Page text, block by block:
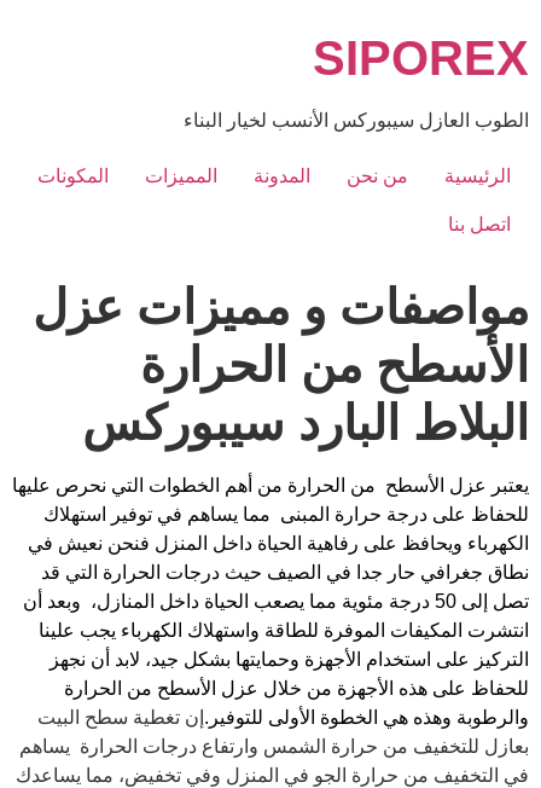
to
content
SIPOREX
الطوب العازل سيبوركس الأنسب لخيار البناء
الرئيسية من نحن المدونة المميزات المكونات
اتصل بنا
مواصفات و مميزات عزل
الأسطح من الحرارة
البلاط البارد سيبوركس
يعتبر عزل الأسطح من الحرارة من أهم الخطوات التي نحرص عليها
للحفاظ على درجة حرارة المبنى مما يساهم في توفير استهلاك
الكهرباء ويحافظ على رفاهية الحياة داخل المنزل فنحن نعيش في
نطاق جغرافي حار جدا في الصيف حيث درجات الحرارة التي قد
تصل إلى 50 درجة مئوية مما يصعب الحياة داخل المنازل، وبعد أن
انتشرت المكيفات الموفرة للطاقة واستهلاك الكهرباء يجب علينا
التركيز على استخدام الأجهزة وحمايتها بشكل جيد، لابد أن نجهز
للحفاظ على هذه الأجهزة من خلال عزل الأسطح من الحرارة
والرطوبة وهذه هي الخطوة الأولى للتوفير. إن تغطية سطح البيت
بعازل للتخفيف من حرارة الشمس وارتفاع درجات الحرارة يساهم
في التخفيف من حرارة الجو في المنزل وفي تخفيض، مما يساعدك